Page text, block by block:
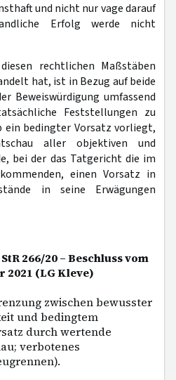
und nicht nur vage darauf
Erfolg werde nicht
rechtlichen Maßstäben
hat, ist in Bezug auf beide
Beweiswürdigung umfassend
Feststellungen zu
ein bedingter Vorsatz vorliegt,
aller objektiven und
bei der das Tatgericht die im
einen Vorsatz in
in seine Erwägungen
StR 266/20 – Beschluss vom
2021 (LG Kleve)
zwischen bewusster
und bedingtem
durch wertende
verbotenes